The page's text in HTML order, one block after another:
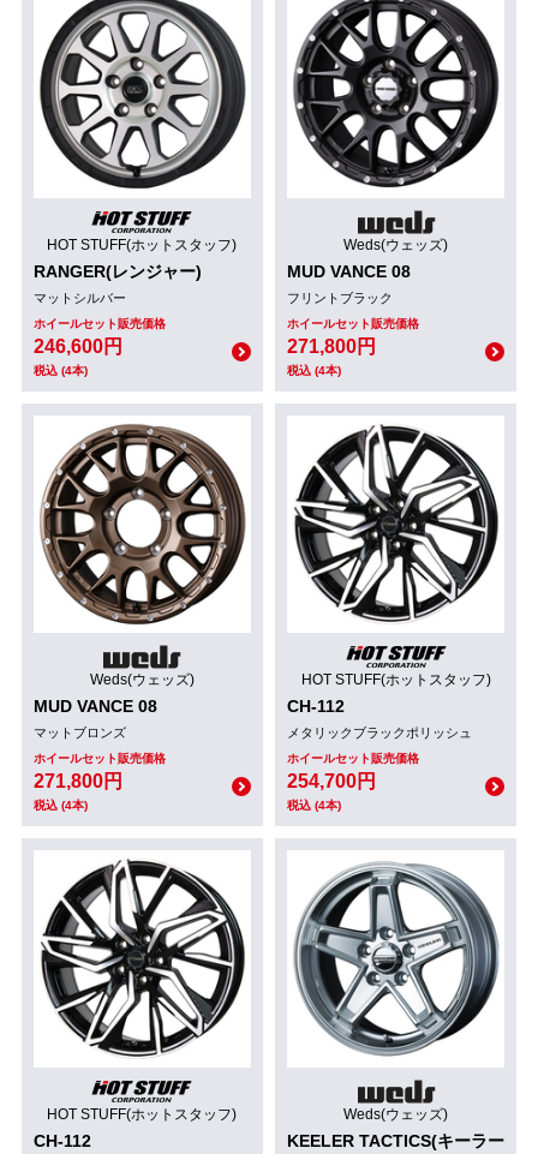
HOT STUFF(ホットスタッフ)
RANGER(レンジャー)
マットシルバー
ホイールセット販売価格
246,600円
税込 (4本)
Weds(ウェッズ)
MUD VANCE 08
フリントブラック
ホイールセット販売価格
271,800円
税込 (4本)
Weds(ウェッズ)
MUD VANCE 08
マットブロンズ
ホイールセット販売価格
271,800円
税込 (4本)
HOT STUFF(ホットスタッフ)
CH-112
メタリックブラックポリッシュ
ホイールセット販売価格
254,700円
税込 (4本)
HOT STUFF(ホットスタッフ)
CH-112
Weds(ウェッズ)
KEELER TACTICS(キーラー